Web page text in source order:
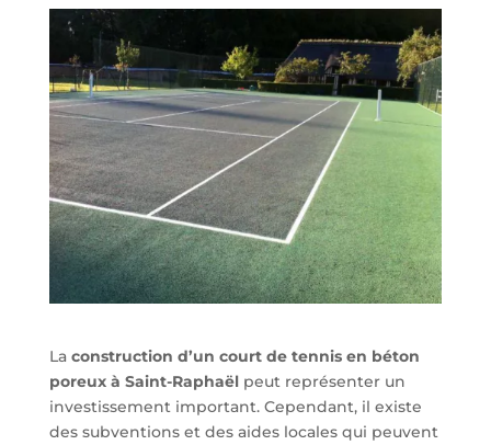
La construction d’un court de tennis en béton
poreux à Saint-Raphaëlpeut représenter un
investissement important. Cependant, il existe
des subventions et des aides locales qui peuvent